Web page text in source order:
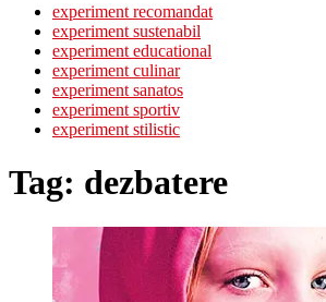
experiment recomandat
experiment sustenabil
experiment educational
experiment culinar
experiment sanatos
experiment sportiv
experiment stilistic
Tag: dezbatere